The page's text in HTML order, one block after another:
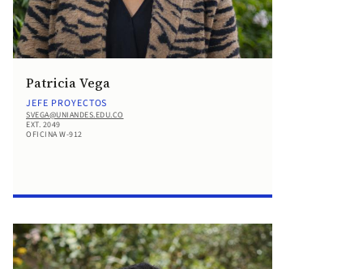
Patricia Vega
JEFE PROYECTOS
SVEGA@UNIANDES.EDU.CO
EXT. 2049
OFICINA W-912